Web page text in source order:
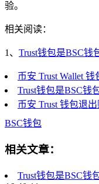
验。
相关阅读：
1、 Trust钱包是BSC钱
币安 Trust Wallet
Trust钱包是BSC钱
币安 Trust 钱包退
BSC钱包
相关文章：
Trust钱包是BSC钱